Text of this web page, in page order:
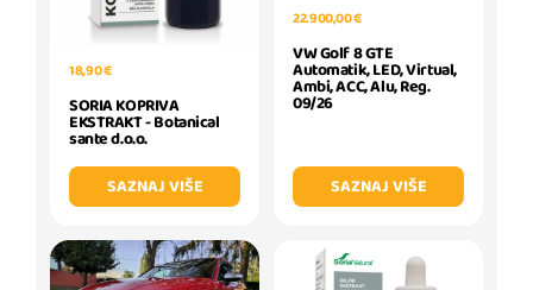
18,90 €
SORIA KOPRIVA
EKSTRAKT - Botanical
sante d.o.o.
SAZNAJ VIŠE
22.900,00 €
VW Golf 8 GTE
Automatik, LED, Virtual,
Ambi, ACC, Alu, Reg.
09/26
SAZNAJ VIŠE